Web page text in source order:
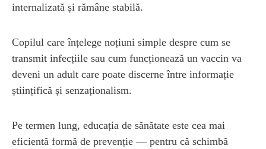
internalizată și rămâne stabilă.
Copilul care înțelege noțiuni simple despre cum se
transmit infecțiile sau cum funcționează un vaccin va
deveni un adult care poate discerne între informație
științifică și senzaționalism.
Pe termen lung, educația de sănătate este cea mai
eficientă formă de prevenție — pentru că schimbă